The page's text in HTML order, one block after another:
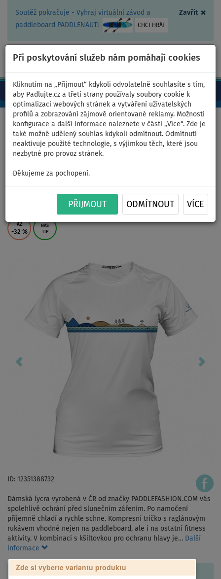
Zavřít ×
Soutěž pokračuje - Vyhraj virtuální závod a
paddleboard PADDLENAUT!
CHCI HRÁT
Při poskytování služeb nám pomáhají cookies
Kliknutím na „Přijmout“ kdykoli odvolatelně souhlasíte s tím,
aby Padlujte.cz a třetí strany používaly soubory cookie k
optimalizaci webových stránek a vytváření uživatelských
profilů a zobrazování zájmově orientované reklamy. Možnosti
konfigurace a další informace naleznete v části „Více“. Zde je
také možné udělený souhlas kdykoli odmítnout. Odmítnutí
neaktivuje použité technologie, s výjimkou těch, které jsou
nezbytné pro provoz stránek.
Děkujeme za pochopení.
PŘIJMOUT ODMÍTNOUT VÍCE
CZ/Kč +420 467 409 090 0ks
Domů >Oblečení >Trička > LYCRA >Dámská
Tričko dámské
PADDLEBOARDING WHITE lycra
krátký rukáv - velikost: M
AŽ
-32 %
NÁŠ
TIP
ID: 12351388732
Dámská lycra vyrobená v ČR od značky PADDLEFASHION.COM vás
spolehlivě ochrání před slunečním zářením. Po namočení
příjemně chladí a rychle schne. Kompresní tričko s raglánovým
rukávem vhodné nejen na paddleboard, ale i na ostatní fitness
aktivity. V kombinaci s kšiltovkou pro ochranu hlavy je… Další
informace
Zde si vyberte variantu produktu